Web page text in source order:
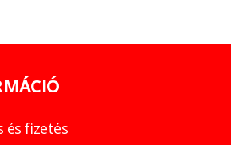
és fizetés